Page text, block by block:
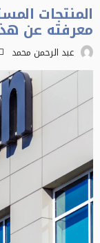
المنتجات
معرفته عن
عبد الرحمن محمد